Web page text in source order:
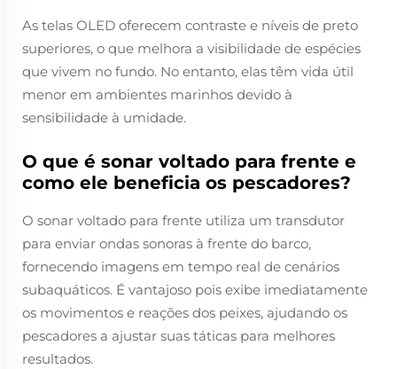
As telas OLED oferecem contraste e níveis de preto
superiores, o que melhora a visibilidade de espécies
que vivem no fundo. No entanto, elas têm vida útil
menor em ambientes marinhos devido à
sensibilidade à umidade.
O que é sonar voltado para frente e
como ele beneficia os pescadores?
O sonar voltado para frente utiliza um transdutor
para enviar ondas sonoras à frente do barco,
fornecendo imagens em tempo real de cenários
subaquáticos. É vantajoso pois exibe imediatamente
os movimentos e reações dos peixes, ajudando os
pescadores a ajustar suas táticas para melhores
resultados.